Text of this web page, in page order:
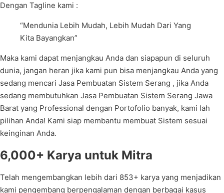
Dengan Tagline kami :
“Mendunia Lebih Mudah, Lebih Mudah Dari Yang
Kita Bayangkan”
Maka kami dapat menjangkau Anda dan siapapun di seluruh
dunia, jangan heran jika kami pun bisa menjangkau Anda yang
sedang mencari Jasa Pembuatan Sistem Serang , jika Anda
sedang membutuhkan Jasa Pembuatan Sistem Serang Jawa
Barat yang Professional dengan Portofolio banyak, kami lah
pilihan Anda! Kami siap membantu membuat Sistem sesuai
keinginan Anda.
6,000+ Karya untuk Mitra
Telah mengembangkan lebih dari 853+ karya yang menjadikan
kami pengembang berpengalaman dengan berbagai kasus